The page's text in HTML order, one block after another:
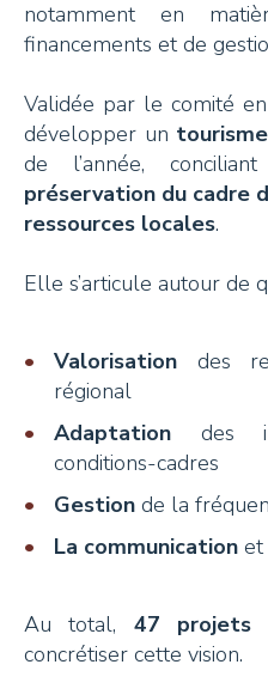
notamment en
financements et de
Validée par le comité
développer un
de l’année,
préservation du cadre
ressources locales.
Elle s’articule autour de
Valorisation des
régional
Adaptation des
conditions-cadres
Gestion de la
La communication et
Au total, 47 projets
concrétiser cette vision.